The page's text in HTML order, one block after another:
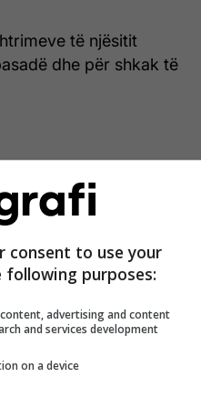
të njësitit
dhe për shkak të
consent to use your
purposes:
advertising and content
and services development
on a device